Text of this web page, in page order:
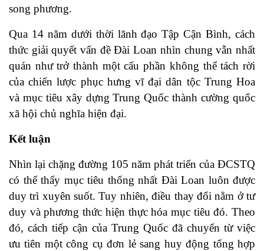
song phương.
Qua 14 năm dưới thời lãnh đạo Tập Cận Bình, cách
thức giải quyết vấn đề Đài Loan nhìn chung vẫn nhất
quán như trở thành một cấu phần không thể tách rời
của chiến lược phục hưng vĩ đại dân tộc Trung Hoa
và mục tiêu xây dựng Trung Quốc thành cường quốc
xã hội chủ nghĩa hiện đại.
Kết luận
Nhìn lại chặng đường 105 năm phát triển của ĐCSTQ
có thể thấy mục tiêu thống nhất Đài Loan luôn được
duy trì xuyên suốt. Tuy nhiên, điều thay đổi nằm ở tư
duy và phương thức hiện thực hóa mục tiêu đó. Theo
đó, cách tiếp cận của Trung Quốc đã chuyển từ việc
ưu tiên một công cụ đơn lẻ sang huy động tổng hợp